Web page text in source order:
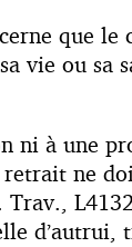
que
vie ou sa
ni à une
ne